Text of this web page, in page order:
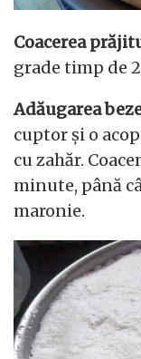
Coacerea
grade timp de
Adăugarea
cuptor și o
cu zahăr.
minute, până
maronie.